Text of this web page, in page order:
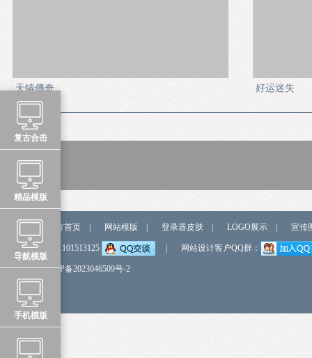
天铸傳奇 好运迷失
官方首页 网站模版 登录器皮肤 LOGO展示 宣传
弹我QQ QQ:1101513125 网站设计客户QQ群：
备 案 号 鲁ICP备2023046509号-2
复古合击
精品模版
导航模版
手机模版